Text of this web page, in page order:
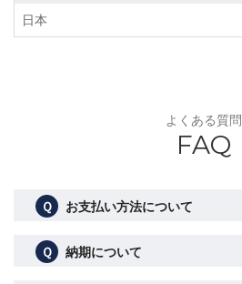
日本
よくある質問
FAQ
Ｑ お支払い方法について
Ｑ 納期について